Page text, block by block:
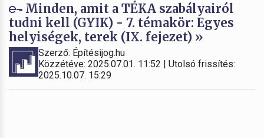
Minden, amit a TÉKA szabályairól
tudni kell (GYIK) - 7. témakör: Egyes
helyiségek, terek (IX. fejezet) »
Szerző: Építésijog.hu
Közzétéve: 2025.07.01. 11:52 | Utolsó frissítés:
2025.10.07. 15:29